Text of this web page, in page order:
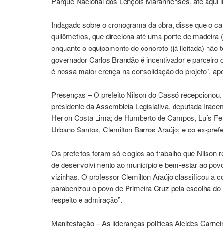
Indagado sobre o cronograma da obra, disse que o
quilômetros, que direciona até uma ponte de madeira
enquanto o equipamento de concreto (já licitada)
governador Carlos Brandão é incentivador e parceiro
é nossa maior crença na consolidação do projeto”,
Presenças – O prefeito Nilson do Cassó
presidente da Assembleia Legislativa, deputada
Herlon Costa Lima; de Humberto de Campos, Luís
Urbano Santos, Clemilton Barros Araújo; e do ex-
Os prefeitos foram só elogios ao trabalho que Nilson
de desenvolvimento ao município e bem-estar ao
vizinhas. O professor Clemilton Araújo classificou a
parabenizou o povo de Primeira Cruz pela escolha
respeito e admiração”.
Manifestação – As lideranças políticas Alcides